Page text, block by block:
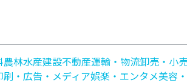
農林水産建設不動産運輸・物流卸売・小
刷・広告・メディア娯楽・エンタメ美容